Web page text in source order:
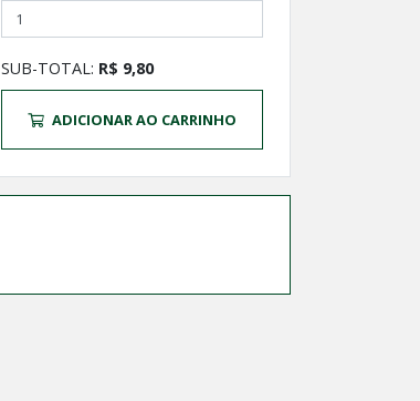
SUB-TOTAL: R$ 9,80
ADICIONAR AO CARRINHO